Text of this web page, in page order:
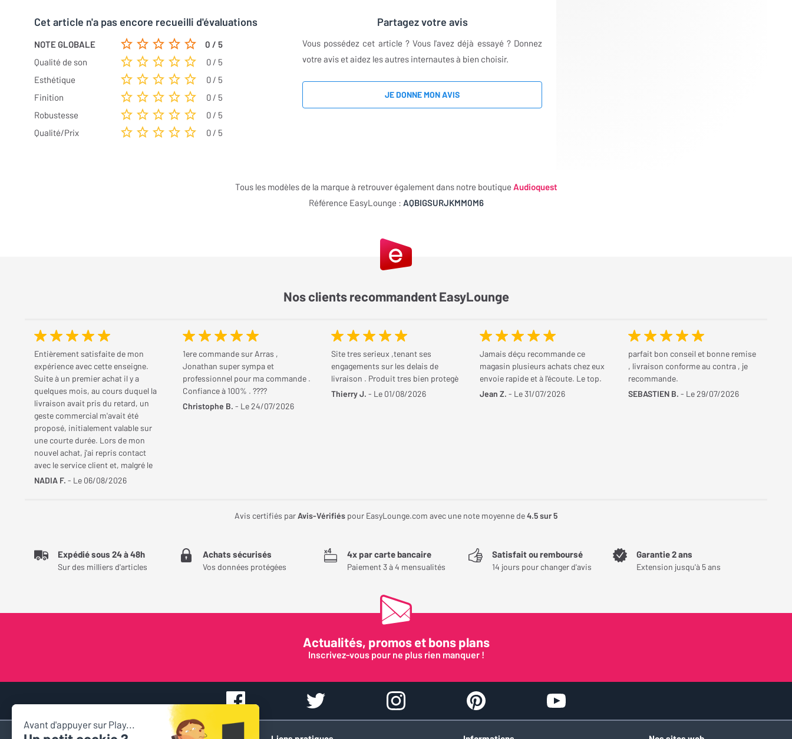
Cet article n'a pas encore recueilli d'évaluations
NOTE GLOBALE
0 / 5
Qualité de son
0 / 5
Esthétique
0 / 5
Finition
0 / 5
Robustesse
0 / 5
Qualité/Prix
0 / 5
Partagez votre avis
Vous possédez cet article ? Vous l'avez déjà essayé ? Donnez
votre avis et aidez les autres internautes à bien choisir.
JE DONNE MON AVIS
Tous les modèles de la marque à retrouver également dans notre boutique Audioquest
Référence EasyLounge : AQBIGSURJKMM0M6
Nos clients recommandent EasyLounge
Entièrement satisfaite de mon
expérience avec cette enseigne.
Suite à un premier achat il y a
quelques mois, au cours duquel la
livraison avait pris du retard, un
geste commercial m'avait été
proposé, initialement valable sur
une courte durée. Lors de mon
nouvel achat, j'ai repris contact
avec le service client et, malgré le
changement d'interlocuteur et le
un véritable sens du service. Je
recommande vivement.
NADIA F. - Le 06/08/2026
1ere commande sur Arras ,
Jonathan super sympa et
professionnel pour ma commande .
Confiance à 100% . ????
Christophe B. - Le 24/07/2026
Site tres serieux ,tenant ses
engagements sur les delais de
livraison . Produit tres bien protegè
Thierry J. - Le 01/08/2026
Jamais déçu recommande ce
magasin plusieurs achats chez eux
envoie rapide et à l'écoute. Le top.
Jean Z. - Le 31/07/2026
parfait bon conseil et bonne remise
, livraison conforme au contra , je
recommande.
SEBASTIEN B. - Le 29/07/2026
Avis certifiés parAvis-Vérifiés pour EasyLounge.com avec une note moyenne de4.5sur 5
Expédié sous 24 à 48h
Sur des milliers d'articles
Achats sécurisés
Vos données protégées
4x par carte bancaire
Paiement 3 à 4 mensualités
Satisfait ou remboursé
14 jours pour changer d'avis
Garantie 2 ans
Extension jusqu'à 5 ans
Actualités, promos et bons plans
Inscrivez-vous pour ne plus rien manquer !